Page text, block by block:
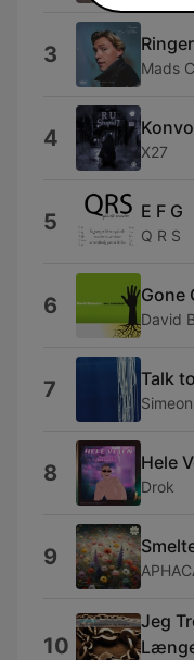
3 Mads
4 Konvo
X27
5 E F G
Q R S
6 Gone
David
7 Talk
8 Hele
Drok
9
10
Jeg